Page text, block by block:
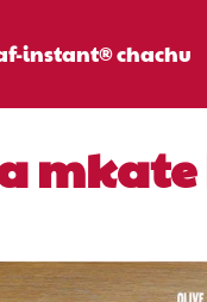
instant® chachu